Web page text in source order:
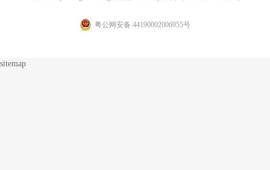
粤公网安备 44190002006955号
sitemap